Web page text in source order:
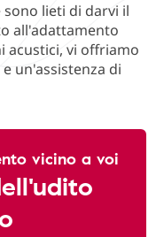
lieti di darvi il
all'adattamento
acustici, vi offriamo
un'assistenza di
vicino a voi